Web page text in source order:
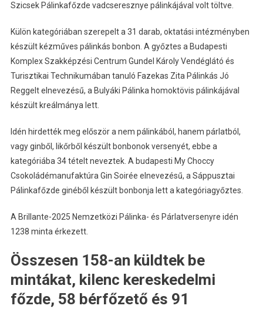
Szicsek Pálinkafőzde vadcseresznye pálinkájával volt töltve.
Külön kategóriában szerepelt a 31 darab, oktatási intézményben
készült kézműves pálinkás bonbon. A győztes a Budapesti
Komplex Szakképzési Centrum Gundel Károly Vendéglátó és
Turisztikai Technikumában tanuló Fazekas Zita Pálinkás Jó
Reggelt elnevezésű, a Bulyáki Pálinka homoktövis pálinkájával
készült kreálmánya lett.
Idén hirdették meg először a nem pálinkából, hanem párlatból,
vagy ginből, likőrből készült bonbonok versenyét, ebbe a
kategóriába 34 tételt neveztek. A budapesti My Choccy
Csokoládémanufaktúra Gin Soirée elnevezésű, a Sáppusztai
Pálinkafőzde ginéből készült bonbonja lett a kategóriagyőztes.
A Brillante-2025 Nemzetközi Pálinka- és Párlatversenyre idén
1238 minta érkezett.
Összesen 158-an küldtek be
mintákat, kilenc kereskedelmi
főzde, 58 bérfőzető és 91